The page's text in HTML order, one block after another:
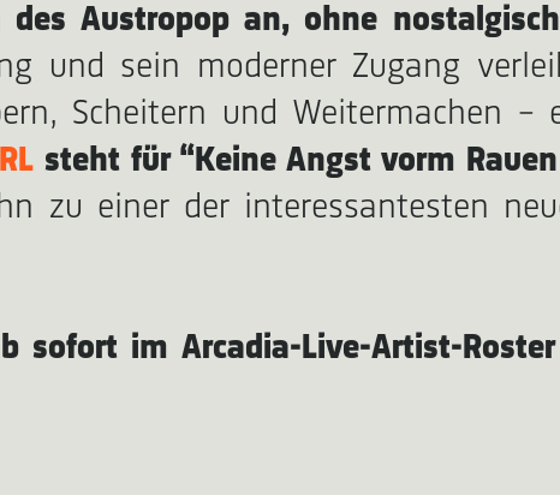
Austropop an, ohne
und sein moderner Zugang
Scheitern und Weitermachen
steht für “Keine Angst vorm Rauen
zu einer der interessantesten
sofort im Arcadia-Live-Artist-